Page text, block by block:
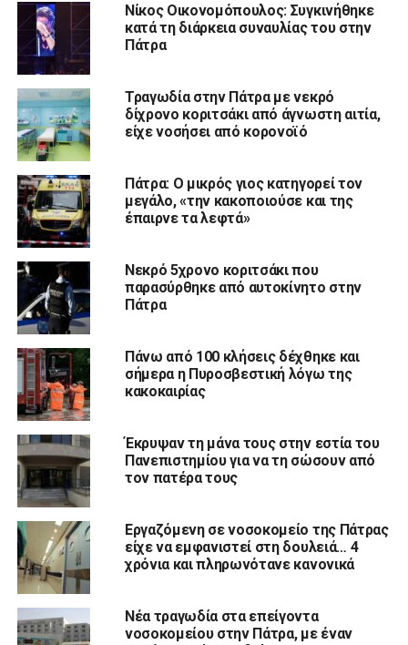
Νίκος Οικονομόπουλος: Συγκινήθηκε
κατά τη διάρκεια συναυλίας του στην
Πάτρα
Τραγωδία στην Πάτρα με νεκρό
δίχρονο κοριτσάκι από άγνωστη αιτία,
είχε νοσήσει από κορονοϊό
Πάτρα: Ο μικρός γιος κατηγορεί τον
μεγάλο, «την κακοποιούσε και της
έπαιρνε τα λεφτά»
Νεκρό 5χρονο κοριτσάκι που
παρασύρθηκε από αυτοκίνητο στην
Πάτρα
Πάνω από 100 κλήσεις δέχθηκε και
σήμερα η Πυροσβεστική λόγω της
κακοκαιρίας
Έκρυψαν τη μάνα τους στην εστία του
Πανεπιστημίου για να τη σώσουν από
τον πατέρα τους
Εργαζόμενη σε νοσοκομείο της Πάτρας
είχε να εμφανιστεί στη δουλειά… 4
χρόνια και πληρωνότανε κανονικά
Νέα τραγωδία στα επείγοντα
νοσοκομείου στην Πάτρα, με έναν